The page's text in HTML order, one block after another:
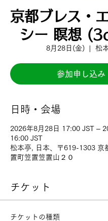
京都ブレス・
シー 瞑想
8月28日(金)
  |
松
参加申し込み
日時・会場
2026年8月28日 17:00 JST –
16:00 JST
松本亭, 日本、〒619-1303 京
置町笠置笠置山２０
チケット
チケットの種類